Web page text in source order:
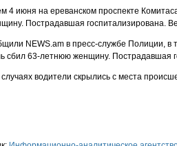
4 июня на ереванском проспекте
Пострадавшая госпитализирована.
NEWS.am в пресс-службе Полиции,
сбил 63-летнюю женщину. Пострадавшая
водители скрылись с места